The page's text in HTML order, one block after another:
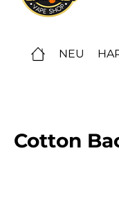
NEU
Cotton